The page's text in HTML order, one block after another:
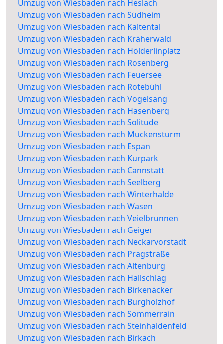
Umzug von Wiesbaden nach Heslach
Umzug von Wiesbaden nach Südheim
Umzug von Wiesbaden nach Kaltental
Umzug von Wiesbaden nach Kräherwald
Umzug von Wiesbaden nach Hölderlinplatz
Umzug von Wiesbaden nach Rosenberg
Umzug von Wiesbaden nach Feuersee
Umzug von Wiesbaden nach Rotebühl
Umzug von Wiesbaden nach Vogelsang
Umzug von Wiesbaden nach Hasenberg
Umzug von Wiesbaden nach Solitude
Umzug von Wiesbaden nach Muckensturm
Umzug von Wiesbaden nach Espan
Umzug von Wiesbaden nach Kurpark
Umzug von Wiesbaden nach Cannstatt
Umzug von Wiesbaden nach Seelberg
Umzug von Wiesbaden nach Winterhalde
Umzug von Wiesbaden nach Wasen
Umzug von Wiesbaden nach Veielbrunnen
Umzug von Wiesbaden nach Geiger
Umzug von Wiesbaden nach Neckarvorstadt
Umzug von Wiesbaden nach Pragstraße
Umzug von Wiesbaden nach Altenburg
Umzug von Wiesbaden nach Hallschlag
Umzug von Wiesbaden nach Birkenäcker
Umzug von Wiesbaden nach Burgholzhof
Umzug von Wiesbaden nach Sommerrain
Umzug von Wiesbaden nach Steinhaldenfeld
Umzug von Wiesbaden nach Birkach